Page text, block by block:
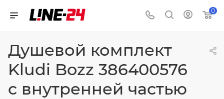
0
Душевой комплект
Kludi Bozz 386400576
с внутренней частью